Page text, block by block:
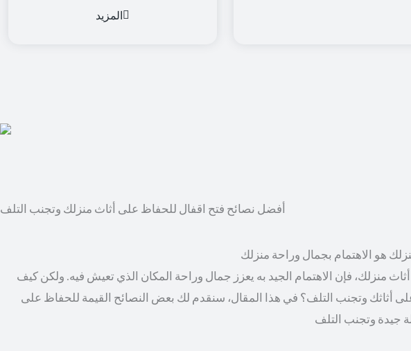
المزيد
أفضل نصائح فتح اقفال للحفاظ على أثاث منزلك وتجنب التلف
هو الاهتمام بجمال وراحة منزلك
منزلك، فإن الاهتمام الجيد به يعزز جمال وراحة المكان الذي تعيش فيه. ولكن كيف
أثاثك وتجنب التلف؟ في هذا المقال، سنقدم لك بعض النصائح القيمة للحفاظ على